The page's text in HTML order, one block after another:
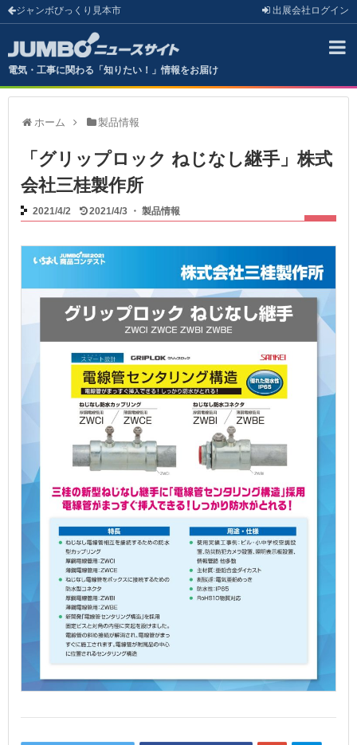
ジャンボびっくり見本市 出展会社 ログイン
電気・工事に関わる「知りたい！」情報をお届け
ホーム 製品情報
「グリップロック ねじなし継手」株式
会社三桂製作所
2021/4/2 2021/4/3 ・製品情報